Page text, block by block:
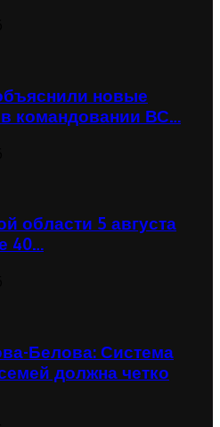
новые
в командовании ВС…
области 5 августа
40…
Белова: Система
должна четко